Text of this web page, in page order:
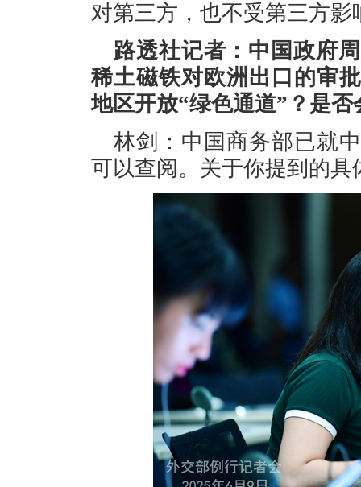
对第三方，也不受第三方影
路透社记者：中国政府
稀土磁铁对欧洲出口的审
地区开放“绿色通道”？是
林剑：中国商务部已就
可以查阅。关于你提到的